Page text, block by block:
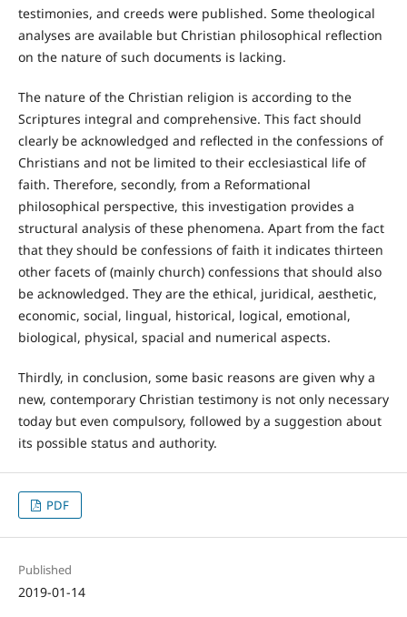
testimonies, and creeds were published. Some theological
analyses are available but Christian philosophical reflection
on the nature of such documents is lacking.
The nature of the Christian religion is according to the
Scriptures integral and comprehensive. This fact should
clearly be acknowledged and reflected in the confessions of
Christians and not be limited to their ecclesiastical life of
faith. Therefore, secondly, from a Reformational
philosophical perspective, this investigation provides a
structural analysis of these phenomena. Apart from the fact
that they should be confessions of faith it indicates thirteen
other facets of (mainly church) confessions that should also
be acknowledged. They are the ethical, juridical, aesthetic,
economic, social, lingual, historical, logical, emotional,
biological, physical, spacial and numerical aspects.
Thirdly, in conclusion, some basic reasons are given why a
new, contemporary Christian testimony is not only necessary
today but even compulsory, followed by a suggestion about
its possible status and authority.
PDF
Published
2019-01-14